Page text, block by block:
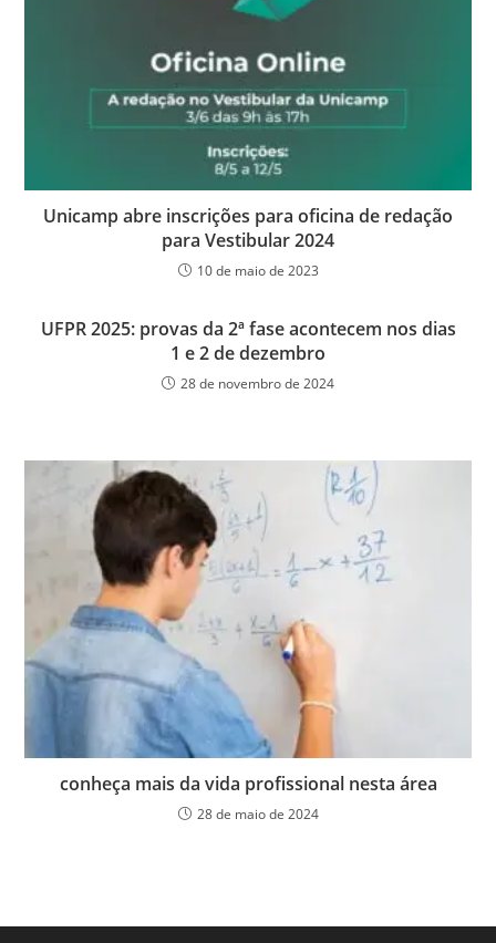
Unicamp abre inscrições para oficina de redação
para Vestibular 2024
10 de maio de 2023
UFPR 2025: provas da 2ª fase acontecem nos dias
1 e 2 de dezembro
28 de novembro de 2024
conheça mais da vida profissional nesta área
28 de maio de 2024